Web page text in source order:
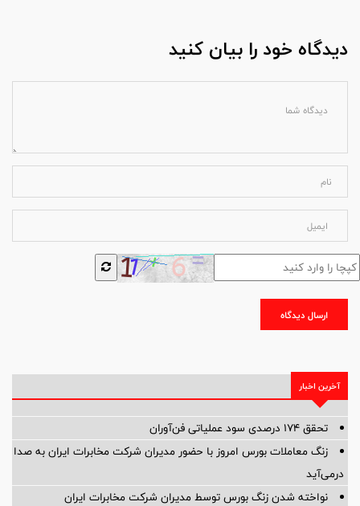
دیدگاه خود را بیان کنید
ارسال دیدگاه
آخرین اخبار
تحقق ۱۷۴ درصدی سود عملیاتی فن‌آوران
زنگ معاملات بورس امروز با حضور مدیران شرکت مخابرات ایران به صدا
درمی‌آید
نواخته شدن زنگ بورس توسط مدیران شرکت مخابرات ایران